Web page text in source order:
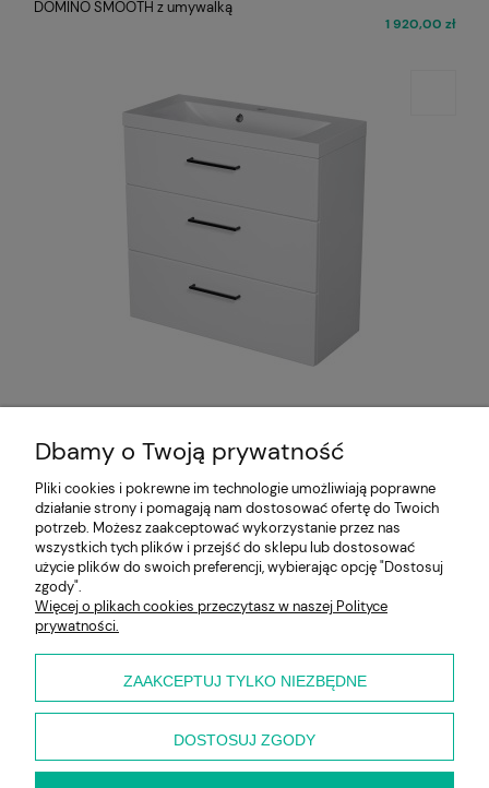
DOMINO SMOOTH z umywalką
1 920,00 zł
Pomoc
Moje konto
Płatności i dostawa
Dbamy o Twoją prywatność
Pliki cookies i pokrewne im technologie umożliwiają poprawne
działanie strony i pomagają nam dostosować ofertę do Twoich
potrzeb. Możesz zaakceptować wykorzystanie przez nas
wszystkich tych plików i przejść do sklepu lub dostosować
użycie plików do swoich preferencji, wybierając opcję "Dostosuj
zgody".
Więcej o plikach cookies przeczytasz w naszej Polityce
prywatności.
ZAAKCEPTUJ TYLKO NIEZBĘDNE
DOSTOSUJ ZGODY